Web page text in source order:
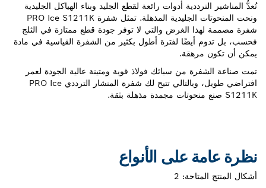
تُعدُّ المناشير الترددية أدوات رائعة لقطع الجليد وبناء الهياكل الجليدية
ونحت المنحوتات الجليدية المذهلة. تمثل شفرة PRO Ice S1211K
شفرة مصممة لهذا الغرض والتي لا توفر جودة قطع ممتازة في الثلج
فحسب، بل تدوم أيضًا لفترة أطول بكثير من الشفرة القياسية في مادة
يمكن أن تكون مرهقة.
تمت صناعة الشفرة من سبائك فولاذ قوية ومتينة عالية الجودة لعمر
افتراضي طويل، وبالتالي تتيح لك شفرة المنشار الترددي PRO Ice
S1211K صنع منحوتات مجمدة مذهلة بثقة.
نظرة عامة على الأنواع
أشكال المنتج المتاحة: 2